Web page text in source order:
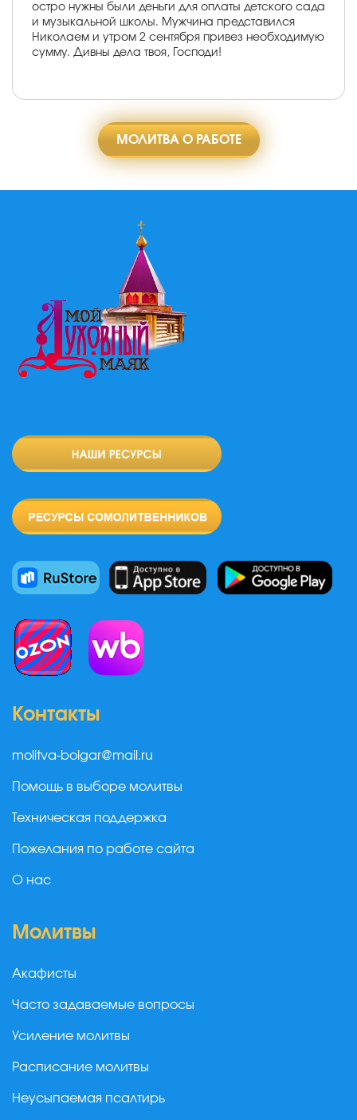
остро нужны были деньги для оплаты детского сада
и музыкальной школы. Мужчина представился
Николаем и утром 2 сентября привез необходимую
сумму. Дивны дела твоя, Господи!
МОЛИТВА О РАБОТЕ
Контакты
molitva-bolgar@mail.ru
Помощь в выборе молитвы
Техническая поддержка
Пожелания по работе сайта
О нас
Молитвы
Акафисты
Часто задаваемые вопросы
Усиление молитвы
Расписание молитвы
Неусыпаемая псалтирь